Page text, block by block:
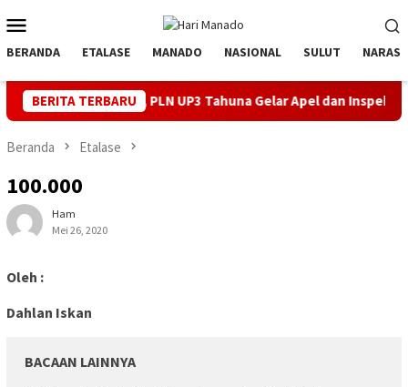
ke
kontenMobile
BERANDA ETALASE MANADO NASIONAL SULUT NARASI
BERITA TERBARU
PLN UP3 Tahuna Gelar Apel dan Inspeksi Peralatan
Beranda Etalase
100.000
Ham
Mei 26, 2020
Oleh :
Dahlan Iskan
BACAAN LAINNYA